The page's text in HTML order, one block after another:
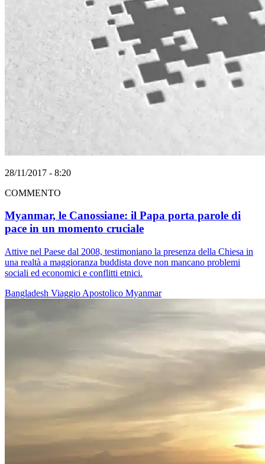
28/11/2017 - 8:20
COMMENTO
Myanmar, le Canossiane: il Papa porta parole di
pace in un momento cruciale
Attive nel Paese dal 2008, testimoniano la presenza della Chiesa in
una realtà a maggioranza buddista dove non mancano problemi
sociali ed economici e conflitti etnici.
Bangladesh Viaggio Apostolico Myanmar